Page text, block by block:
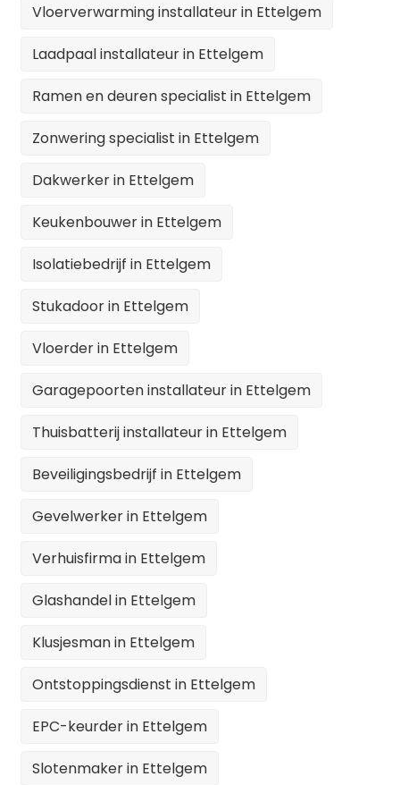
Vloerverwarming installateur in Ettelgem
Laadpaal installateur in Ettelgem
Ramen en deuren specialist in Ettelgem
Zonwering specialist in Ettelgem
Dakwerker in Ettelgem
Keukenbouwer in Ettelgem
Isolatiebedrijf in Ettelgem
Stukadoor in Ettelgem
Vloerder in Ettelgem
Garagepoorten installateur in Ettelgem
Thuisbatterij installateur in Ettelgem
Beveiligingsbedrijf in Ettelgem
Gevelwerker in Ettelgem
Verhuisfirma in Ettelgem
Glashandel in Ettelgem
Klusjesman in Ettelgem
Ontstoppingsdienst in Ettelgem
EPC-keurder in Ettelgem
Slotenmaker in Ettelgem